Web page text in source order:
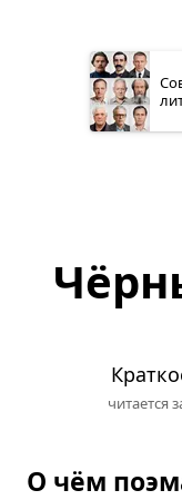
читается
О чём